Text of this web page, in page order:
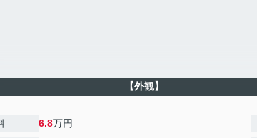
【外観】
6.8万円